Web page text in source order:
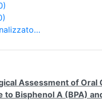
Assessment of Oral
to Bisphenol A (BPA)